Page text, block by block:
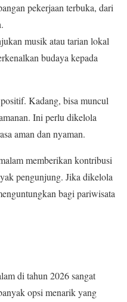
pekerjaan terbuka, dari
musik atau tarian lokal
budaya kepada
Kadang, bisa muncul
Ini perlu dikelola
aman dan nyaman.
memberikan kontribusi
pengunjung. Jika dikelola
bagi pariwisata
di tahun 2026 sangat
opsi menarik yang